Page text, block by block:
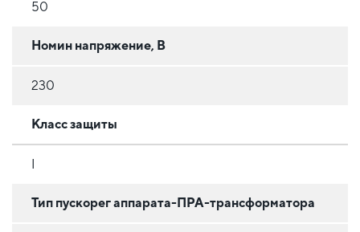
50
Номин напряжение, В
230
Класс защиты
Тип пускорег аппарата-ПРА-трансформатора